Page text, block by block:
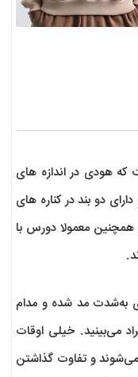
هودی در اندازه های
دو بند در کناره های
معمولا دورس با
به‌شدت مد شده و مدام
می‌بینید. خیلی اوقات
و تفاوت گذاشتن